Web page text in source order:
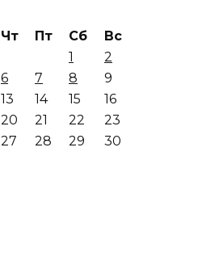
Чт Пт Сб
Вс
1
2
6 7 8
9
13 14 15
16
20 21 22
23
27 28 29
30